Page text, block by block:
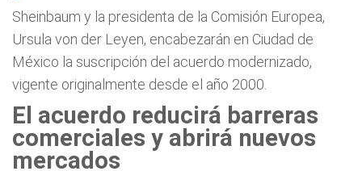
Sheinbaum y la presidenta de la Comisión Europea,
Ursula von der Leyen, encabezarán en Ciudad de
México la suscripción del acuerdo modernizado,
vigente originalmente desde el año 2000.
El acuerdo reducirá barreras
comerciales y abrirá nuevos
mercados